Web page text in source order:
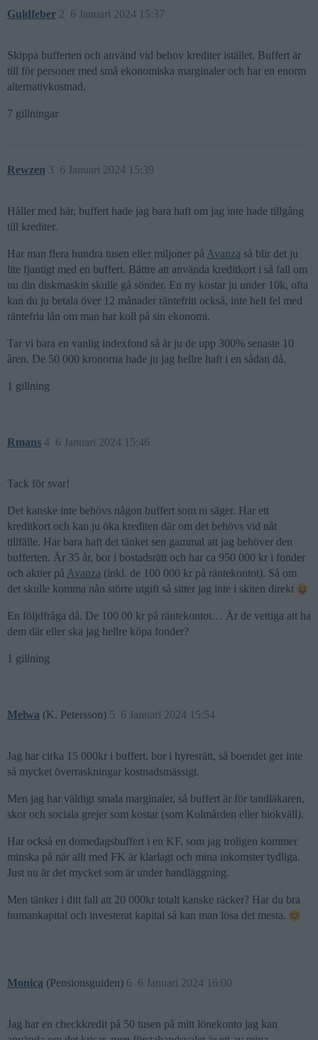
Guldfeber 6 Januari 2024 15:37
2
Skippa bufferten och använd vid behov krediter istället. Buffert är
till för personer med små ekonomiska marginaler och har en enorm
alternativkostnad.
7 gillningar
Rewzen 6 Januari 2024 15:39
3
Håller med här, buffert hade jag bara haft om jag inte hade tillgång
till krediter.
Har man flera hundra tusen eller miljoner på Avanza så blir det ju
lite fjantigt med en buffert. Bättre att använda kreditkort i så fall om
nu din diskmaskin skulle gå sönder. En ny kostar ju under 10k, ofta
kan du ju betala över 12 månader räntefritt också, inte helt fel med
räntefria lån om man har koll på sin ekonomi.
Tar vi bara en vanlig indexfond så är ju de upp 300% senaste 10
åren. De 50 000 kronorna hade ju jag hellre haft i en sådan då.
1 gillning
Rmans 6 Januari 2024 15:46
4
Tack för svar!
Det kanske inte behövs någon buffert som ni säger. Har ett
kreditkort och kan ju öka krediten där om det behövs vid nåt
tillfälle. Har bara haft det tänket sen gammal att jag behöver den
bufferten. Är 35 år, bor i bostadsrätt och har ca 950 000 kr i fonder
och aktier på Avanza (inkl. de 100 000 kr på räntekontot). Så om
det skulle komma nån större utgift så sitter jag inte i skiten direkt
En följdfråga då. De 100 00 kr på räntekontot… Är de vettiga att ha
dem där eller ska jag hellre köpa fonder?
1 gillning
Melwa (K. Petersson) 6 Januari 2024 15:54
5
Jag har cirka 15 000kr i buffert, bor i hyresrätt, så boendet ger inte
så mycket överraskningar kostnadsmässigt.
Men jag har väldigt smala marginaler, så buffert är för tandläkaren,
skor och sociala grejer som kostar (som Kolmården eller biokväll).
Har också en domedagsbuffert i en KF, som jag troligen kommer
minska på när allt med FK är klarlagt och mina inkomster tydliga.
Just nu är det mycket som är under handläggning.
Men tänker i ditt fall att 20 000kr totalt kanske räcker? Har du bra
humankapital och investerat kapital så kan man lösa det mesta.
Monica (Pensionsguiden) 6 Januari 2024 16:00
6
Jag har en checkkredit på 50 tusen på mitt lönekonto jag kan